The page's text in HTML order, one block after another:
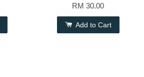
RM 30.00
Add to Cart